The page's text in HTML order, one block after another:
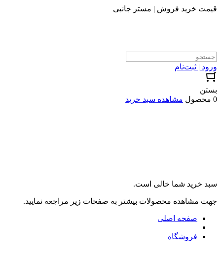
قیمت خرید فروش | مستر جانبی
ورود | ثبت‌نام
بستن
0 محصول
مشاهده سبد خرید
سبد خرید شما خالی است.
جهت مشاهده محصولات بیشتر به صفحات زیر مراجعه نمایید.
صفحه اصلی
فروشگاه